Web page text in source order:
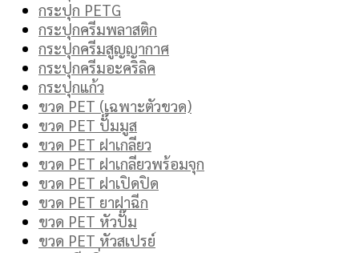
กระปุก PETG
กระปุกครีมพลาสติก
กระปุกครีมสูญญากาศ
กระปุกครีมอะคริลิค
กระปุกแก้ว
ขวด PET (เฉพาะตัวขวด)
ขวด PET ปั๊มมูส
ขวด PET ฝาเกลียว
ขวด PET ฝาเกลียวพร้อมจุก
ขวด PET ฝาเปิดปิด
ขวด PET ยาฝาฉีก
ขวด PET หัวปั๊ม
ขวด PET หัวสเปรย์